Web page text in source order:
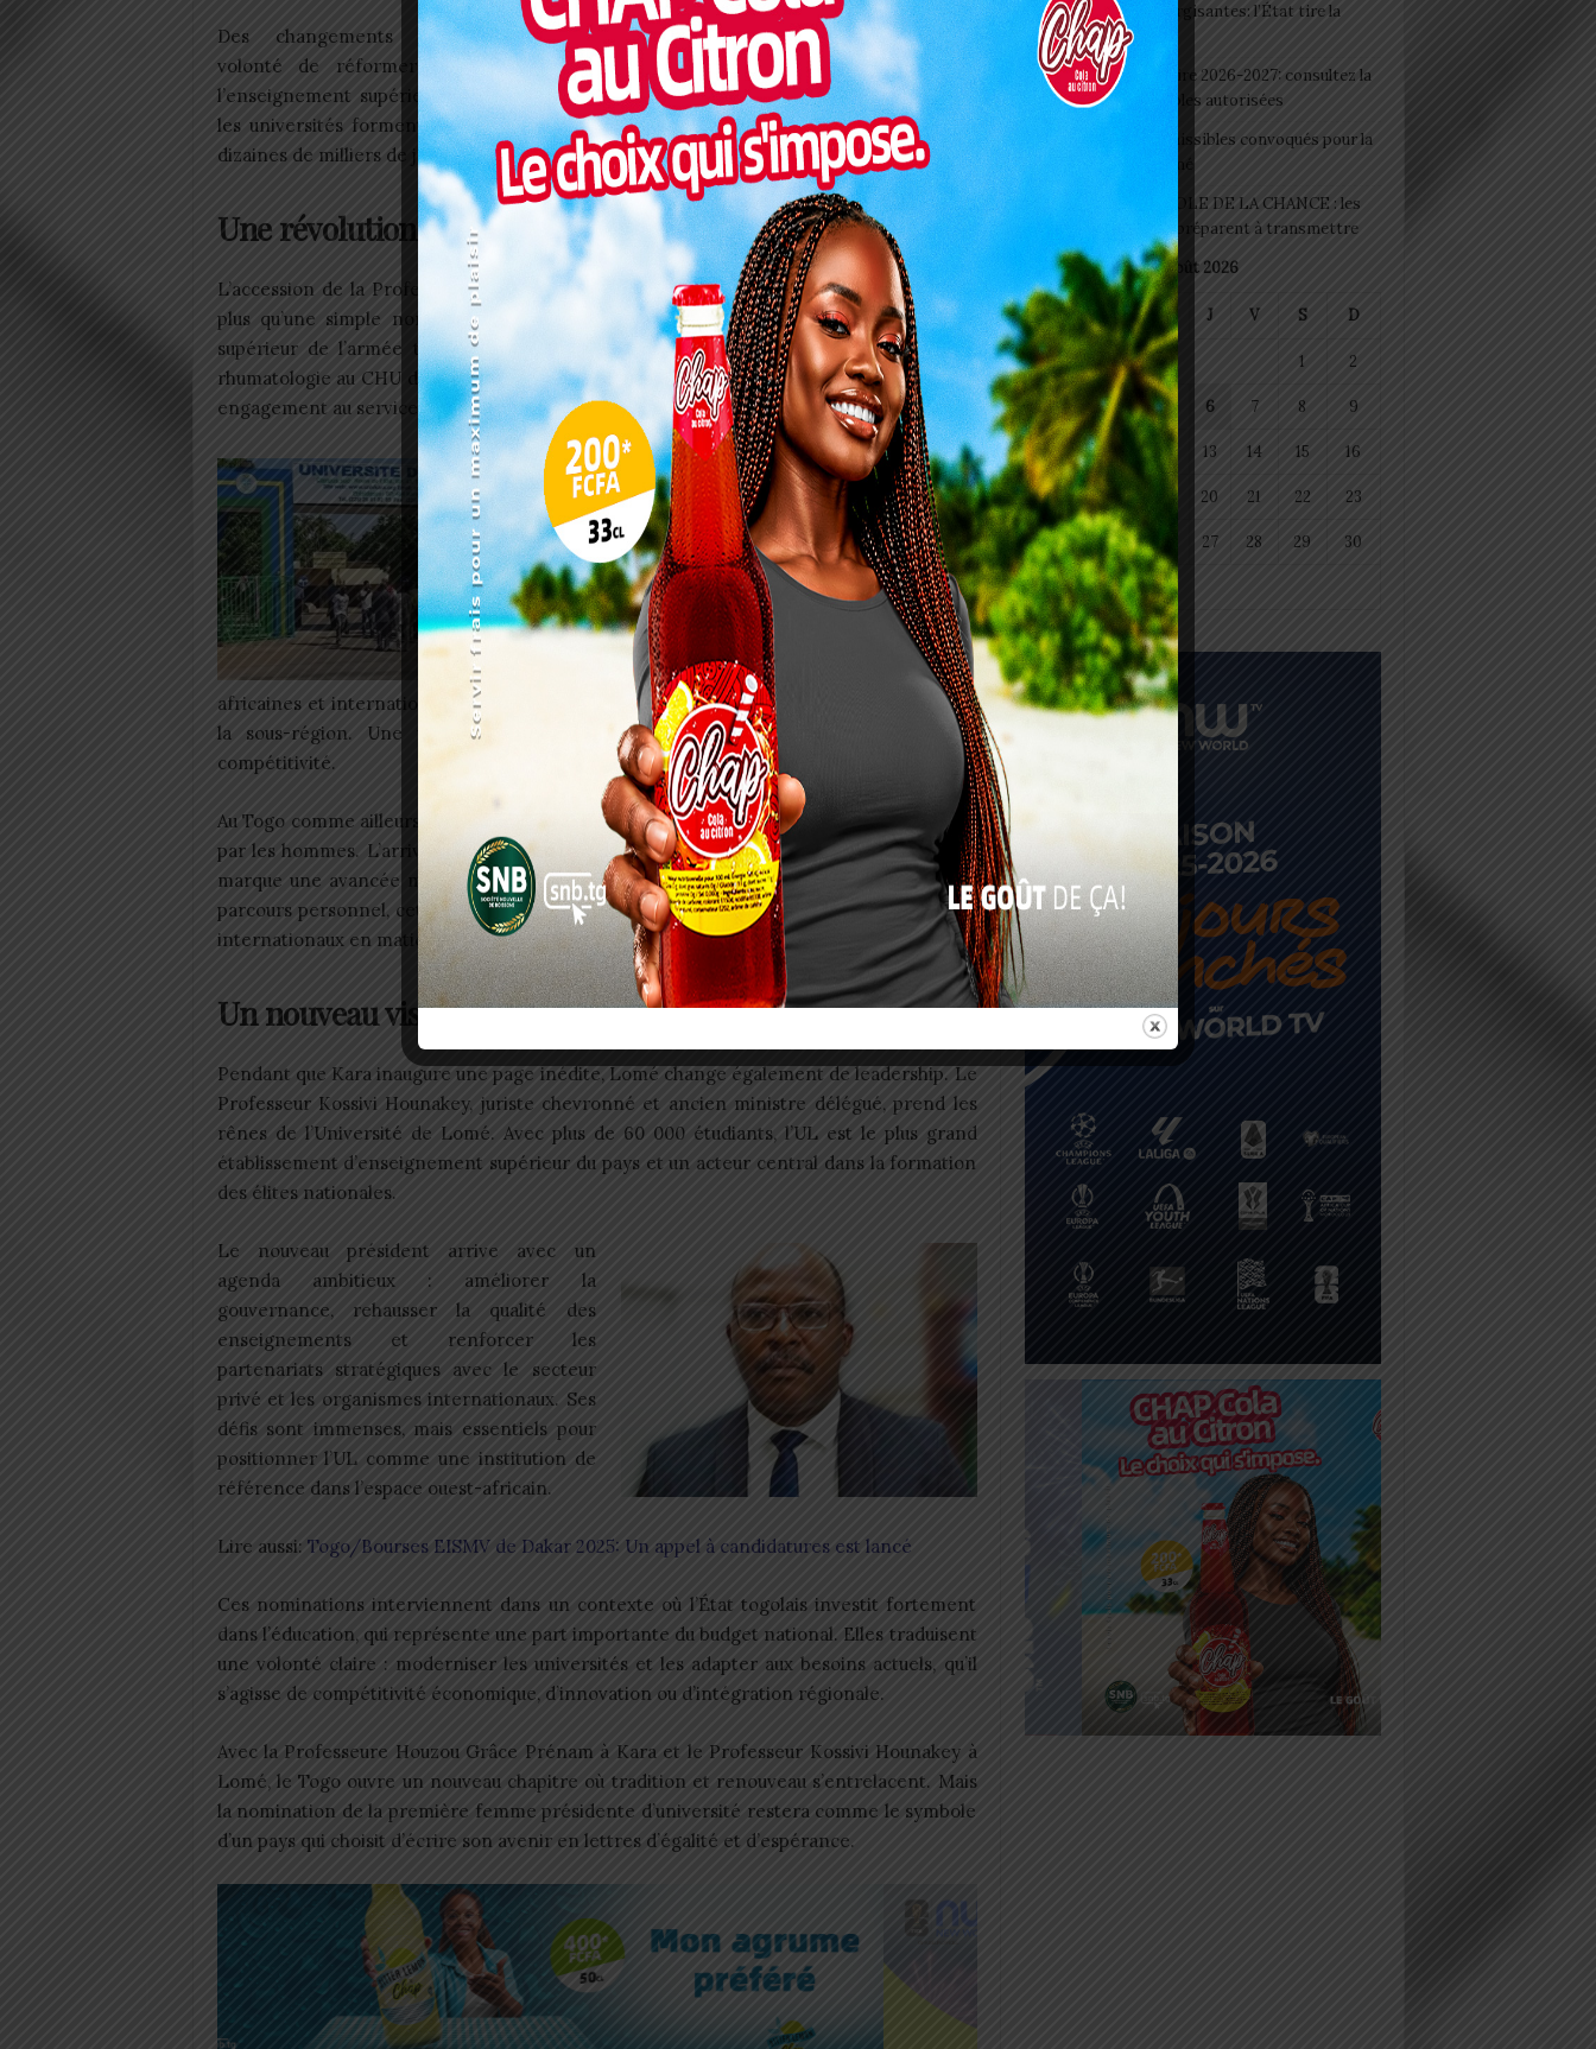
Des changements témoignent d’une
volonté de réformer et de dynamiser
l’enseignement supérieur dans un pays où
les universités forment chaque année des
dizaines de milliers de jeunes.
Une révolution à la tête de l’Université de Kara
L’accession de la Professeure Houzou à la présidence de l’Université de Kara est bien
plus qu’une simple nomination administrative : c’est une percée historique. Officier
supérieur de l’armée togolaise, elle dirige depuis plus d’une décennie le service de
rhumatologie au CHU de Kara. Sa carrière illustre l’alliance rare entre rigueur médicale,
engagement au service public et passion pour la transmission du savoir.
En devenant la première femme à diriger
une université publique au Togo, elle
incarne un modèle de réussite pour les
jeunes filles du pays. Son ambition est claire
: donner une nouvelle dimension à
l’Université de Kara. Elle entend renforcer
larecherche scientifique, multiplier les
collaborations avec d’autres institutions
africaines et internationales, et rendre l’université plus attractive pour les étudiants de
la sous-région. Une vision qui s’inscrit dans une dynamique d’ouverture et de
compétitivité.
Au Togo comme ailleurs, les postes de direction académique restent largement dominés
par les hommes. L’arrivée de la Professeure Houzou brise donc un plafond de verre et
marque une avancée majeure en matière de représentation féminine. Au-delà de son
parcours personnel, cette étape traduit la capacité du Togo à s’aligner sur les standards
internationaux en matière de gouvernance universitaire et d’inclusion.
Un nouveau visage pour la première université du Togo
Pendant que Kara inaugure une page inédite, Lomé change également de leadership. Le
Professeur Kossivi Hounakey, juriste chevronné et ancien ministre délégué, prend les
rênes de l’Université de Lomé. Avec plus de 60 000 étudiants, l’UL est le plus grand
établissement d’enseignement supérieur du pays et un acteur central dans la formation
des élites nationales.
Le nouveau président arrive avec un
agenda ambitieux : améliorer la
gouvernance, rehausser la qualité des
enseignements et renforcer les
partenariats stratégiques avec le secteur
privé et les organismes internationaux. Ses
défis sont immenses, mais essentiels pour
positionner l’UL comme une institution de
référence dans l’espace ouest-africain.
Lire aussi: Togo/Bourses EISMV de Dakar 2025: Un appel à candidatures est lancé
Ces nominations interviennent dans un contexte où l’État togolais investit fortement
dans l’éducation, qui représente une part importante du budget national. Elles traduisent
une volonté claire : moderniser les universités et les adapter aux besoins actuels, qu’il
s’agisse de compétitivité économique, d’innovation ou d’intégration régionale.
Avec la Professeure Houzou Grâce Prénam à Kara et le Professeur Kossivi Hounakey à
Lomé, le Togo ouvre un nouveau chapitre où tradition et renouveau s’entrelacent. Mais
la nomination de la première femme présidente d’université restera comme le symbole
d’un pays qui choisit d’écrire son avenir en lettres d’égalité et d’espérance.
Togo/ Boissons énergisantes: l’État tire la
sonnette d’alarme
Togo/ Rentrée scolaire 2026-2027: consultez la
liste officielle des écoles autorisées
ESSAL 2026 : les admissibles convoqués pour la
visite médicale à Lomé
SWEDD+ Togo / ECOLE DE LA CHANCE : les
maitres-artisans se préparent à transmettre
août 2026
L M M J V S D
1 2
3 4 5 6 7 8 9
10 11 12 13 14 15 16
17 18 20 21 22 23
24 25 26 27 28 29 30
31
« Juil